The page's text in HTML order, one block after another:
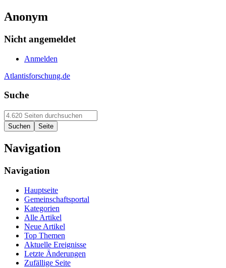
Anonym
Nicht angemeldet
Anmelden
Atlantisforschung.de
Suche
Navigation
Navigation
Hauptseite
Gemeinschaftsportal
Kategorien
Alle Artikel
Neue Artikel
Top Themen
Aktuelle Ereignisse
Letzte Änderungen
Zufällige Seite